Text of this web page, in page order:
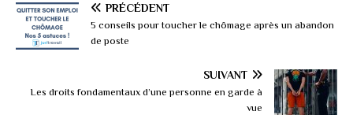
PRÉCÉDENT
5 conseils pour toucher le chômage après un abandon
de poste
SUIVANT
Les droits fondamentaux d’une personne en garde à
vue